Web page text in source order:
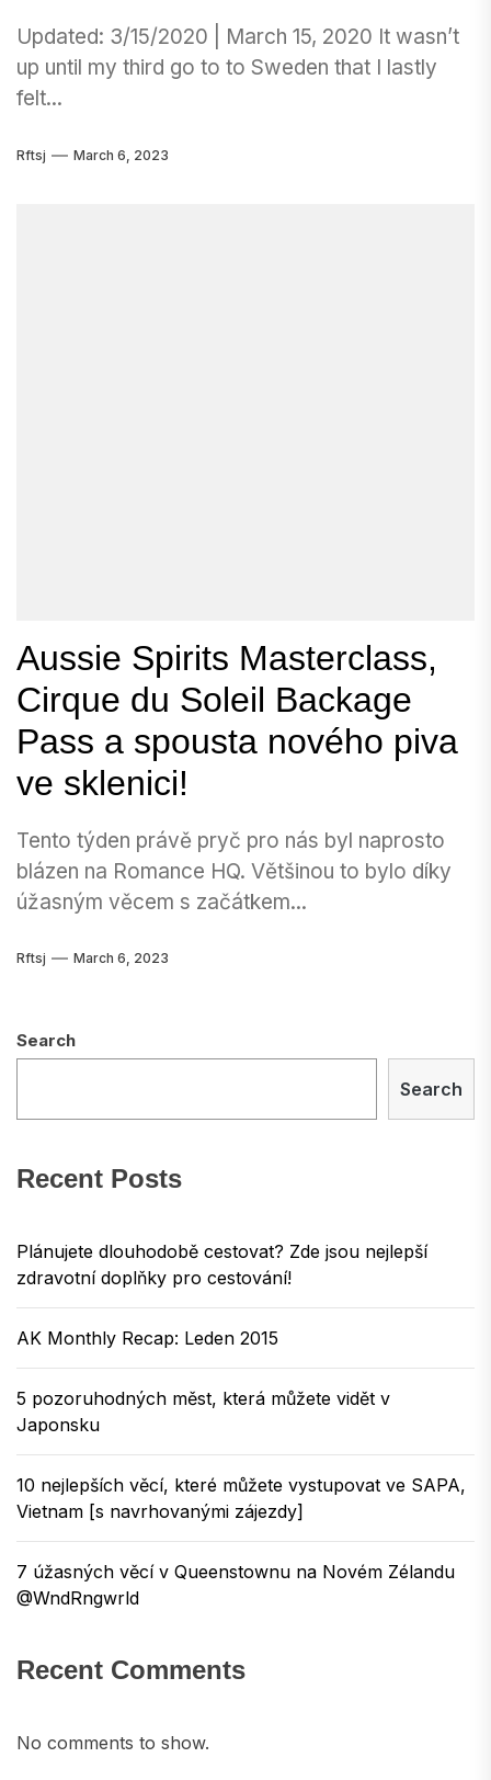
Updated: 3/15/2020 | March 15, 2020 It wasn’t
up until my third go to to Sweden that I lastly
felt...
Rftsj March 6, 2023
Aussie Spirits Masterclass,
Cirque du Soleil Backage
Pass a spousta nového piva
ve sklenici!
Tento týden právě pryč pro nás byl naprosto
blázen na Romance HQ. Většinou to bylo díky
úžasným věcem s začátkem...
Rftsj March 6, 2023
Search
Search
Recent Posts
Plánujete dlouhodobě cestovat? Zde jsou nejlepší
zdravotní doplňky pro cestování!
AK Monthly Recap: Leden 2015
5 pozoruhodných měst, která můžete vidět v
Japonsku
10 nejlepších věcí, které můžete vystupovat ve SAPA,
Vietnam [s navrhovanými zájezdy]
7 úžasných věcí v Queenstownu na Novém Zélandu
@WndRngwrld
Recent Comments
No comments to show.